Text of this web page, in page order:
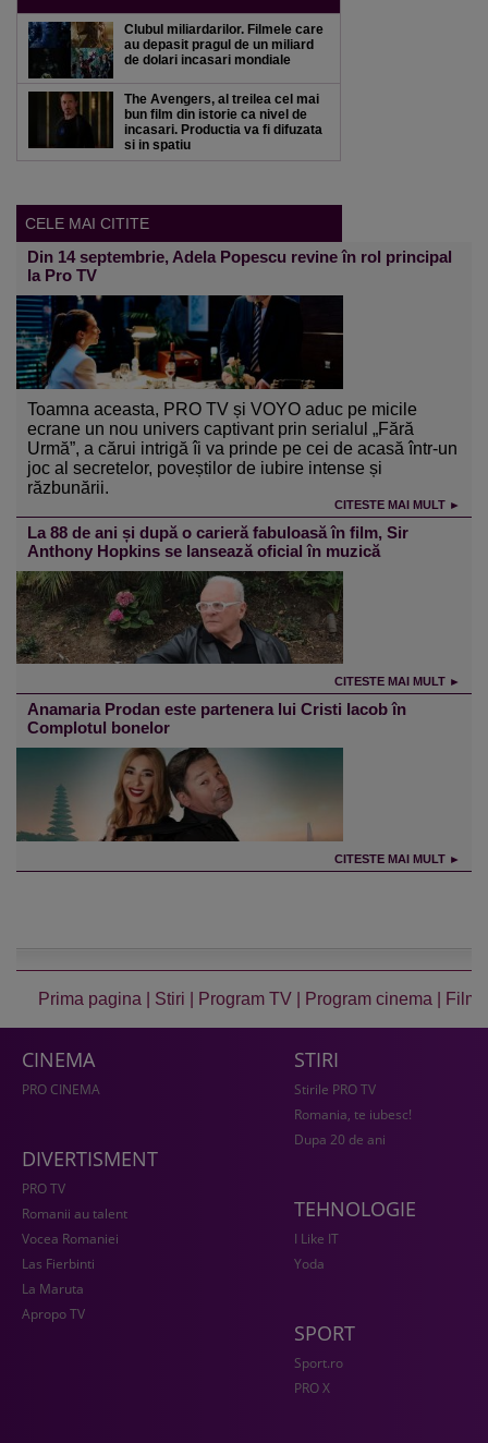
Clubul miliardarilor. Filmele care
au depasit pragul de un miliard
de dolari incasari mondiale
The Avengers, al treilea cel mai
bun film din istorie ca nivel de
incasari. Productia va fi difuzata
si in spatiu
CELE MAI CITITE
Din 14 septembrie, Adela Popescu revine în rol principal
la Pro TV
Toamna aceasta, PRO TV și VOYO aduc pe micile
ecrane un nou univers captivant prin serialul „Fără
Urmă”, a cărui intrigă îi va prinde pe cei de acasă într-un
joc al secretelor, poveștilor de iubire intense și
răzbunării.
CITESTE MAI MULT ►
La 88 de ani și după o carieră fabuloasă în film, Sir
Anthony Hopkins se lansează oficial în muzică
CITESTE MAI MULT ►
Anamaria Prodan este partenera lui Cristi Iacob în
Complotul bonelor
CITESTE MAI MULT ►
Prima pagina Stiri Program TV Program cinema Filme
CINEMA
PRO CINEMA
DIVERTISMENT
PRO TV
Romanii au talent
Vocea Romaniei
Las Fierbinti
La Maruta
Apropo TV
STIRI
Stirile PRO TV
Romania, te iubesc!
Dupa 20 de ani
TEHNOLOGIE
I Like IT
Yoda
SPORT
Sport.ro
PRO X